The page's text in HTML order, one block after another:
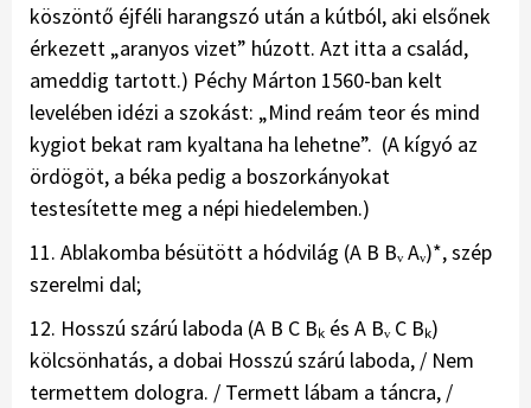
köszöntő éjféli harangszó után a kútból, aki elsőnek
érkezett „aranyos vizet” húzott. Azt itta a család,
ameddig tartott.) Péchy Márton 1560-ban kelt
levelében idézi a szokást: „Mind reám teor és mind
kygiot bekat ram kyaltana ha lehetne”. (A kígyó az
ördögöt, a béka pedig a boszorkányokat
testesítette meg a népi hiedelemben.)
11. Ablakomba bésütött a hódvilág (A B Bᵥ Aᵥ)*, szép
szerelmi dal;
12. Hosszú szárú laboda (A B C Bₖ és A Bᵥ C Bₖ)
kölcsönhatás, a dobai Hosszú szárú laboda, / Nem
termettem dologra. / Termett lábam a táncra, /